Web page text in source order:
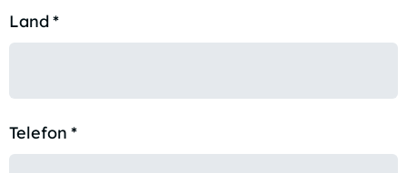
Land*
Telefon *